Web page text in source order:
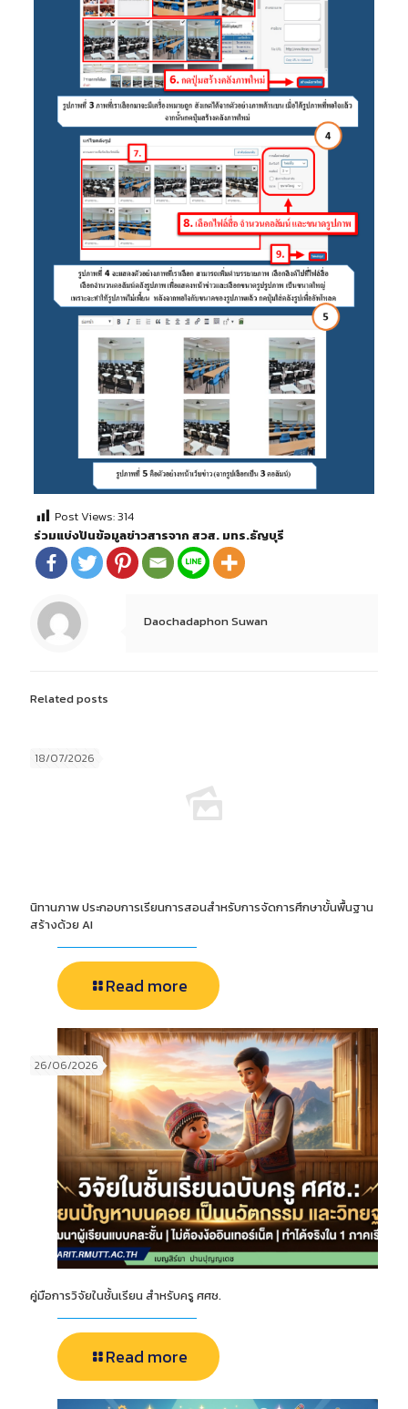
Post Views:314
ร่วมแบ่งปันข้อมูลข่าวสารจาก สวส. มทร.ธัญบุรี
Daochadaphon Suwan
Related posts
18/07/2026
นิทานภาพ ประกอบการเรียนการสอนสำหรับการจัดการศึกษาขั้นพื้นฐาน
สร้างด้วย AI
Read more
26/06/2026
คู่มือการวิจัยในชั้นเรียน สำหรับครู ศศช.
Read more